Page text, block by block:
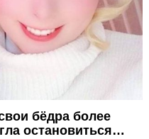
бёдра более
остановиться…